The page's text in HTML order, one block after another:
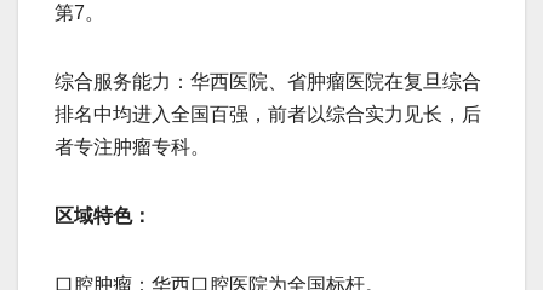
第7。
​​综合服务能力​​：华西医院、省肿瘤医院在复旦综合
排名中均进入全国百强，前者以综合实力见长，后
者专注肿瘤专科。
​​区域特色​​：
​​口腔肿瘤​​：华西口腔医院为全国标杆。